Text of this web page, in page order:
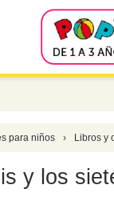
para niños › Libros y
y los